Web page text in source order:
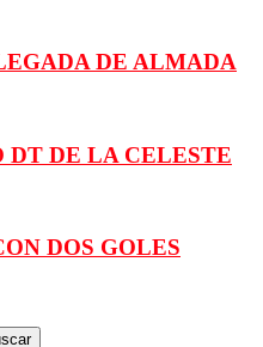
DE ALMADA
DT DE LA CELESTE
DOS GOLES